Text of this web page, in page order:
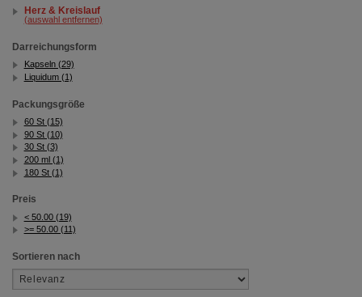
Herz & Kreislauf
(auswahl entfernen)
Darreichungsform
Kapseln (29)
Liquidum (1)
Packungsgröße
60 St (15)
90 St (10)
30 St (3)
200 ml (1)
180 St (1)
Preis
< 50.00 (19)
>= 50.00 (11)
Sortieren nach